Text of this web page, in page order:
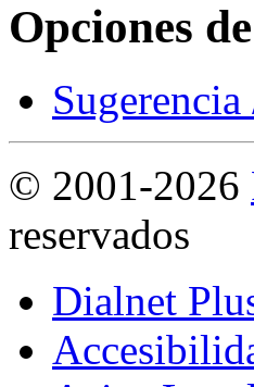
Opciones
© 2001-2026
reservados
Dialnet